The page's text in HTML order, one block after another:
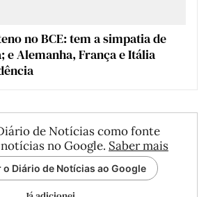
no BCE: tem a simpatia de
e Alemanha, França e Itália
de Notícias como fonte
no Google. Saber mais
Diário de Notícias ao Google